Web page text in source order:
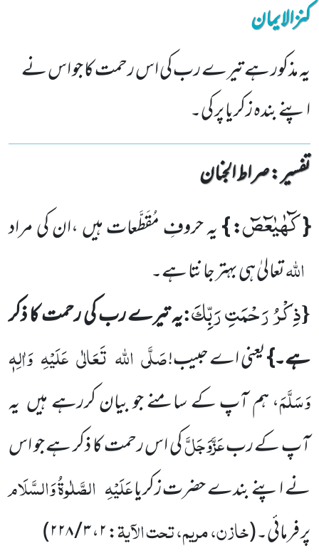
کنزالایمان
یہ مذکور ہے تیرے رب کی اس رحمت کا جو اس نے
اپنے بندہ زکریا پر کی۔
تفسیر : ‎صراط الجنان
{كٓهٰیٰعٓصٓ: }یہ حروفِ مُقَطَّعات ہیں ،ان کی مراد
اللہتعالیٰ ہی بہتر جانتا ہے۔
{ذِكْرُ رَحْمَتِ رَبِّكَ:یہ تیرے رب کی رحمت کا ذکر
ہے۔}یعنی اے حبیب!صَلَّی اللہ تَعَالٰی عَلَیْہِ وَاٰلِہٖ
وَسَلَّمَ، ہم آپ کے سامنے جو بیان کررہے ہیں یہ
آپ کے ربعَزَّوَجَلَّکی اس رحمت کا ذکر ہے جو اس
نے اپنے بندے حضرت زکریاعَلَیْہِ الصَّلٰوۃُ وَالسَّلَام
پر فرمائی۔(خازن، مریم، تحت الآیۃ:۲،۳ / ۲۲۸
)